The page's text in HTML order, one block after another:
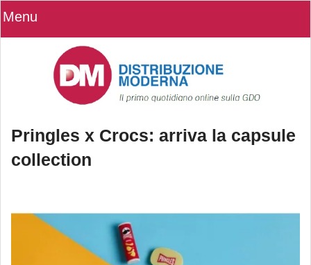
Menu
Pringles x Crocs: arriva la capsule
collection